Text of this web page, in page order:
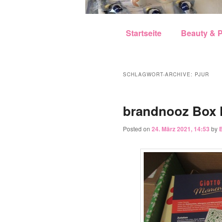
Zum Inhalt wechseln
Zum sekundären Inhalt
Startseite Beauty &
SCHLAGWORT-ARCHIVE: PJUR
brandnooz Box
Posted on 24. März 2021, 14:53 by